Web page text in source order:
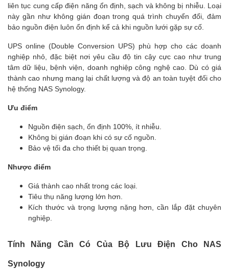
liên tục cung cấp điện năng ổn định, sạch và không bị nhiễu. Loại
này gần như không gián đoạn trong quá trình chuyển đổi, đảm
bảo nguồn điện luôn ổn định kể cả khi nguồn lưới gặp sự cố.
UPS online (Double Conversion UPS) phù hợp cho các doanh
nghiệp nhỏ, đặc biệt nơi yêu cầu độ tin cậy cực cao như trung
tâm dữ liệu, bệnh viện, doanh nghiệp công nghệ cao. Dù có giá
thành cao nhưng mang lại chất lượng và độ an toàn tuyệt đối cho
hệ thống NAS Synology.
Ưu điểm
Nguồn điện sạch, ổn định 100%, ít nhiễu.
Không bị gián đoạn khi có sự cố nguồn.
Bảo vệ tối đa cho thiết bị quan trọng.
Nhược điểm
Giá thành cao nhất trong các loại.
Tiêu thụ năng lượng lớn hơn.
Kích thước và trọng lượng nặng hơn, cần lắp đặt chuyên
nghiệp.
Tính Năng Cần Có Của Bộ Lưu Điện Cho NAS
Synology